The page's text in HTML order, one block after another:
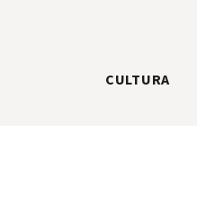
CULTURA